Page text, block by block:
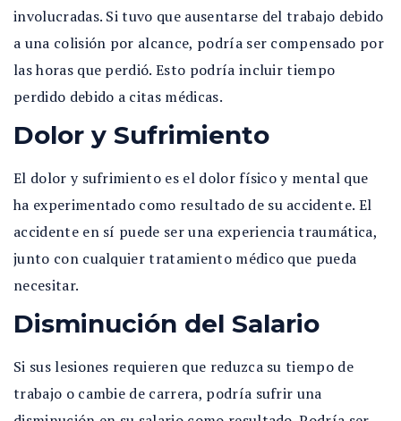
involucradas. Si tuvo que ausentarse del trabajo debido
a una colisión por alcance, podría ser compensado por
las horas que perdió. Esto podría incluir tiempo
perdido debido a citas médicas.
Dolor y Sufrimiento
El dolor y sufrimiento es el dolor físico y mental que
ha experimentado como resultado de su accidente. El
accidente en sí puede ser una experiencia traumática,
junto con cualquier tratamiento médico que pueda
necesitar.
Disminución del Salario
Si sus lesiones requieren que reduzca su tiempo de
trabajo o cambie de carrera, podría sufrir una